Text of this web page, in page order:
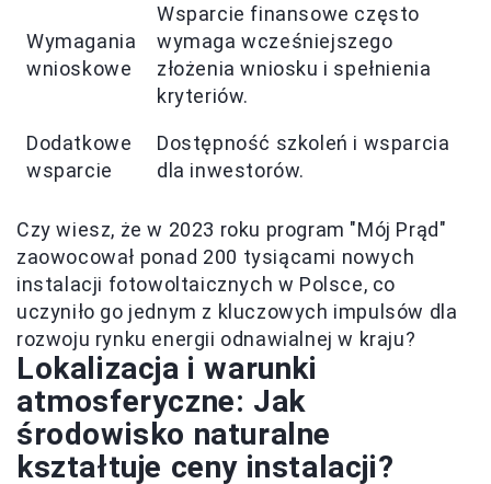
Wymagania
wnioskowe
Wsparcie finansowe często
wymaga wcześniejszego
złożenia wniosku i spełnienia
kryteriów.
Dodatkowe
wsparcie
Dostępność szkoleń i wsparcia
dla inwestorów.
Czy wiesz, że w 2023 roku program "Mój Prąd"
zaowocował ponad 200 tysiącami nowych
instalacji fotowoltaicznych w Polsce, co
uczyniło go jednym z kluczowych impulsów dla
rozwoju rynku energii odnawialnej w kraju?
Lokalizacja i warunki
atmosferyczne: Jak
środowisko naturalne
kształtuje ceny instalacji?